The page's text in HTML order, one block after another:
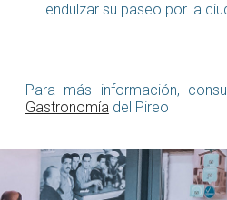
endulzar su paseo por la
Para más información,
Gastronomíadel Pireo